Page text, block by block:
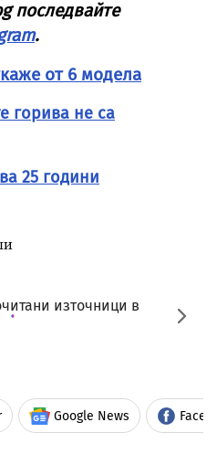
последвайте
.
от 6 модела
горива не са
25 години
източници в
Google News